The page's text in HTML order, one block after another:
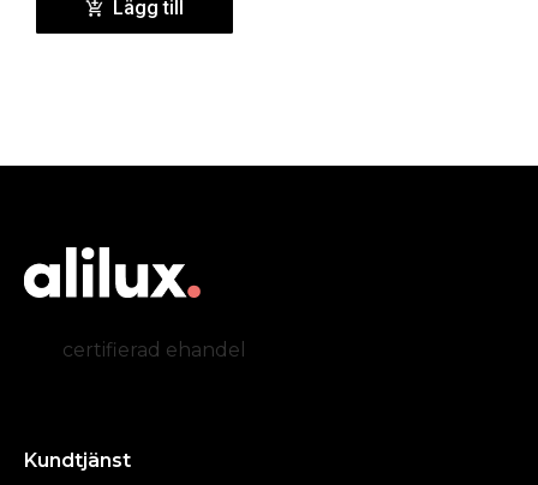
Lägg till
certifierad ehandel
Kundtjänst